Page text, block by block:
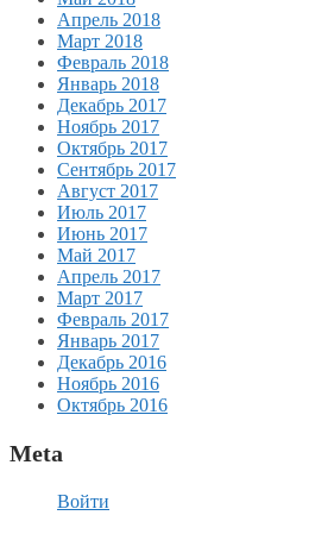
Апрель 2018
Март 2018
Февраль 2018
Январь 2018
Декабрь 2017
Ноябрь 2017
Октябрь 2017
Сентябрь 2017
Август 2017
Июль 2017
Июнь 2017
Май 2017
Апрель 2017
Март 2017
Февраль 2017
Январь 2017
Декабрь 2016
Ноябрь 2016
Октябрь 2016
Meta
Войти